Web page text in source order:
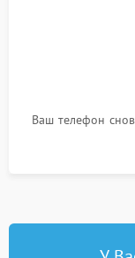
Ваш телефон